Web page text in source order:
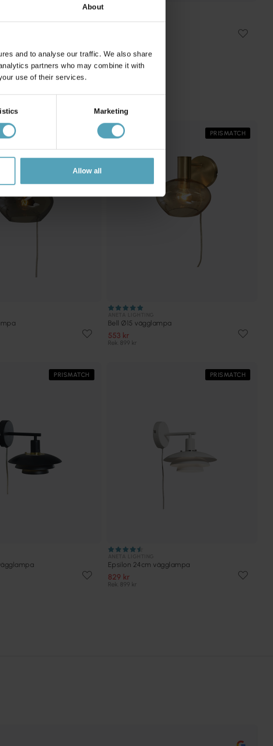
About
and to analyse our traffic. We also share
partners who may combine it with
use of their services.
Marketing
Allow all
DL20 vägglampa
PRISMATCH
Bell Ø15 vägglampa
553 kr
Rek. 899 kr
PRISMATCH PRISMATCH
Epsilon 24cm vägglampa
829 kr
Rek. 899 kr